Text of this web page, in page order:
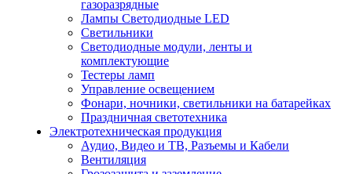
газоразрядные
Лампы Светодиодные LED
Светильники
Светодиодные модули, ленты и
комплектующие
Тестеры ламп
Управление освещением
Фонари, ночники, светильники на батарейках
Праздничная светотехника
Электротехническая продукция
Аудио, Видео и ТВ, Разъемы и Кабели
Вентиляция